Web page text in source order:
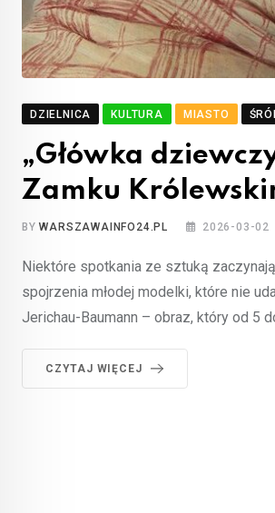
DZIELNICA KULTURA MIASTO
„Główka
Zamku
BYWARSZAWAINFO24.PL 2026-03-02
Niektóre spotkania ze sztuką
spojrzenia młodej modelki, które nie
Jerichau-Baumann – obraz, który od 5
CZYTAJ WIĘCEJ